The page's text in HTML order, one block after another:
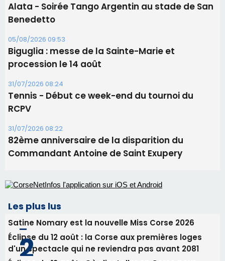
Les brèves
06/08/2026 15:57
Ucciani – Marché des producteurs à Cruculi le
11 août
06/08/2026 15:25
Corte – L’association A Nuciola organise une
projection sous les étoiles
06/08/2026 15:04
Alata - Soirée Tango Argentin au stade de San
Benedetto
05/08/2026 09:53
procession le 14 août
31/07/2026 08:24
Tennis - Début ce week-end du tournoi du
RCPV
31/07/2026 08:22
82ème anniversaire de la disparition du